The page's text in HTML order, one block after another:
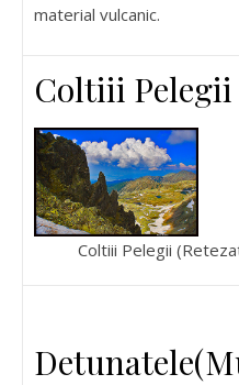
material vulcanic.
Coltiii Pelegii
Coltiii Pelegii